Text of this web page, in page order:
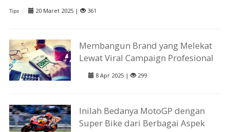
Tips 20 Maret 2025 | 361
Membangun Brand yang Melekat
Lewat Viral Campaign Profesional
8 Apr 2025 | 299
Inilah Bedanya MotoGP dengan
Super Bike dari Berbagai Aspek